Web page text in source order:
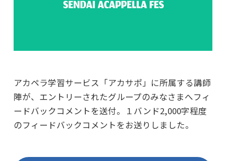
アカペラ学習サービス「アカサポ」に所属する講師
陣が、エントリーされたグループのみなさまへフィ
ードバックコメントを送付。１バンド2,000字程度
のフィードバックコメントをお送りしました。